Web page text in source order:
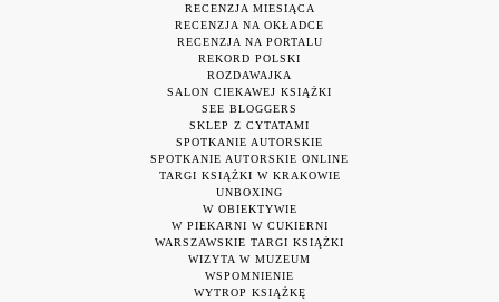
RECENZJA MIESIĄCA
RECENZJA NA OKŁADCE
RECENZJA NA PORTALU
REKORD POLSKI
ROZDAWAJKA
SALON CIEKAWEJ KSIĄŻKI
SEE BLOGGERS
SKLEP Z CYTATAMI
SPOTKANIE AUTORSKIE
SPOTKANIE AUTORSKIE ONLINE
TARGI KSIĄŻKI W KRAKOWIE
UNBOXING
W OBIEKTYWIE
W PIEKARNI W CUKIERNI
WARSZAWSKIE TARGI KSIĄŻKI
WIZYTA W MUZEUM
WSPOMNIENIE
WYTROP KSIĄŻKĘ